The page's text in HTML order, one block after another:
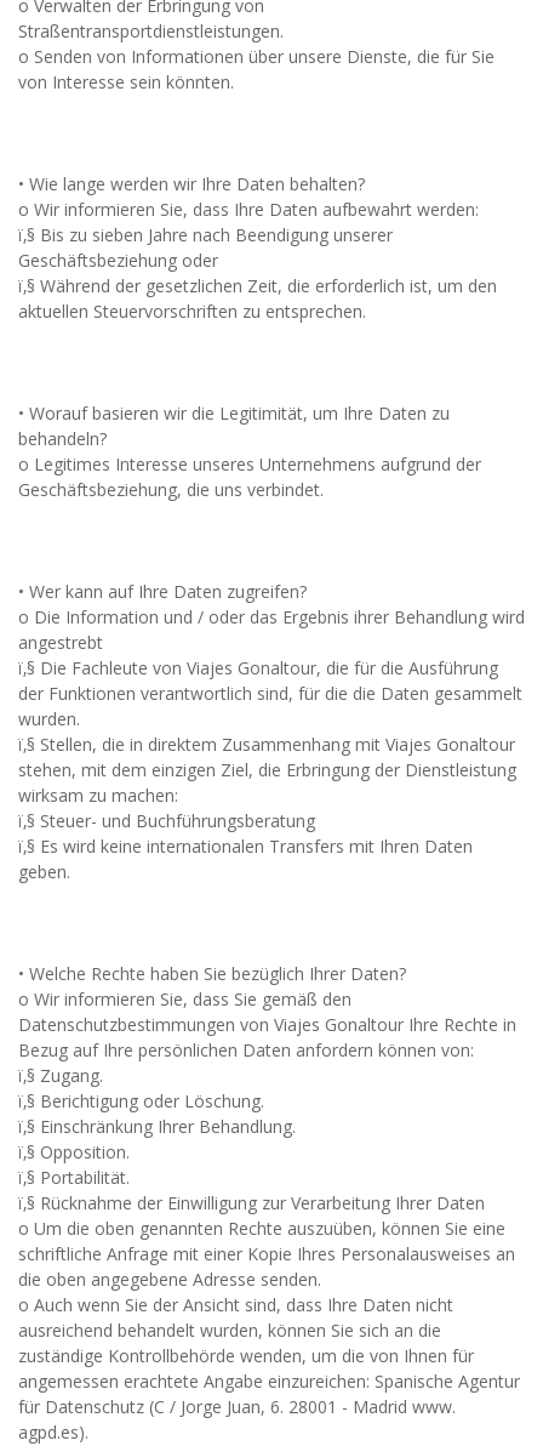
o Verwalten der Erbringung von
Straßentransportdienstleistungen.
o Senden von Informationen über unsere Dienste, die für Sie
von Interesse sein könnten.
• Wie lange werden wir Ihre Daten behalten?
o Wir informieren Sie, dass Ihre Daten aufbewahrt werden:
ï‚§ Bis zu sieben Jahre nach Beendigung unserer
Geschäftsbeziehung oder
ï‚§ Während der gesetzlichen Zeit, die erforderlich ist, um den
aktuellen Steuervorschriften zu entsprechen.
• Worauf basieren wir die Legitimität, um Ihre Daten zu
behandeln?
o Legitimes Interesse unseres Unternehmens aufgrund der
Geschäftsbeziehung, die uns verbindet.
• Wer kann auf Ihre Daten zugreifen?
o Die Information und / oder das Ergebnis ihrer Behandlung wird
angestrebt
ï‚§ Die Fachleute von Viajes Gonaltour, die für die Ausführung
der Funktionen verantwortlich sind, für die die Daten gesammelt
wurden.
ï‚§ Stellen, die in direktem Zusammenhang mit Viajes Gonaltour
stehen, mit dem einzigen Ziel, die Erbringung der Dienstleistung
wirksam zu machen:
ï‚§ Steuer- und Buchführungsberatung
ï‚§ Es wird keine internationalen Transfers mit Ihren Daten
geben.
• Welche Rechte haben Sie bezüglich Ihrer Daten?
o Wir informieren Sie, dass Sie gemäß den
Datenschutzbestimmungen von Viajes Gonaltour Ihre Rechte in
Bezug auf Ihre persönlichen Daten anfordern können von:
ï‚§ Zugang.
ï‚§ Berichtigung oder Löschung.
ï‚§ Einschränkung Ihrer Behandlung.
ï‚§ Opposition.
ï‚§ Portabilität.
ï‚§ Rücknahme der Einwilligung zur Verarbeitung Ihrer Daten
o Um die oben genannten Rechte auszuüben, können Sie eine
schriftliche Anfrage mit einer Kopie Ihres Personalausweises an
die oben angegebene Adresse senden.
o Auch wenn Sie der Ansicht sind, dass Ihre Daten nicht
ausreichend behandelt wurden, können Sie sich an die
zuständige Kontrollbehörde wenden, um die von Ihnen für
angemessen erachtete Angabe einzureichen: Spanische Agentur
für Datenschutz (C / Jorge Juan, 6. 28001 - Madrid www.
agpd.es).